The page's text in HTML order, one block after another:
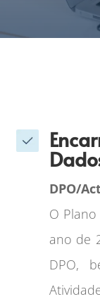
DPO/
O
ano de
DPO,